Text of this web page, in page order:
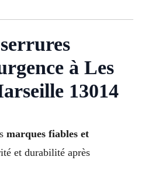
à Les
13014
marques fiables et
et durabilité après